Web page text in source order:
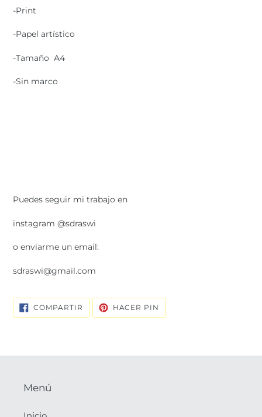
-Print
-Papel artístico
-Tamaño A4
-Sin marco
Puedes seguir mi trabajo en
instagram @sdraswi
o enviarme un email:
sdraswi@gmail.com
COMPARTIR COMPARTIR
FACEBOOK
HACER PIN
PINTEREST
Menú